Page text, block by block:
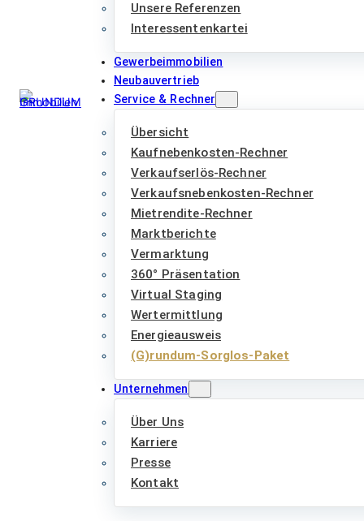
Unsere Referenzen
Interessentenkartei
Gewerbeimmobilien
Neubauvertrieb
Service & Rechner
Übersicht
Kaufnebenkosten-Rechner
Verkaufserlös-Rechner
Verkaufsnebenkosten-Rechner
Mietrendite-Rechner
Marktberichte
Vermarktung
360° Präsentation
Virtual Staging
Wertermittlung
Energieausweis
(G)rundum-Sorglos-Paket
Unternehmen
Über Uns
Karriere
Presse
Kontakt